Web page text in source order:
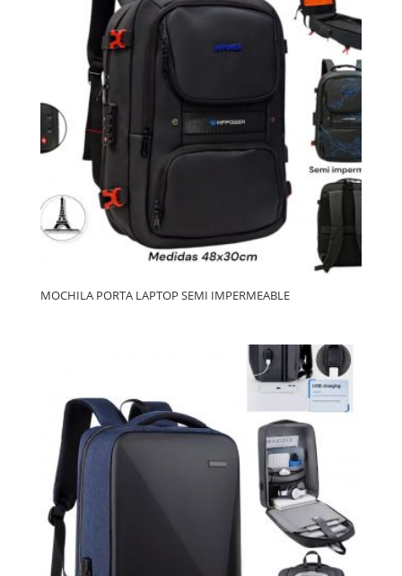
MOCHILA PORTA LAPTOP SEMI IMPERMEABLE